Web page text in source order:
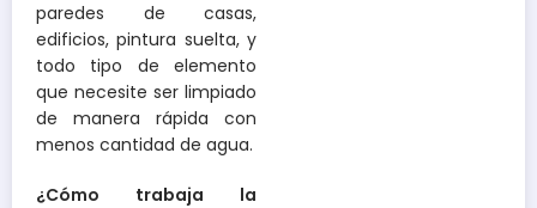
paredes de casas,
edificios, pintura suelta, y
todo tipo de elemento
que necesite ser limpiado
de manera rápida con
menos cantidad de agua.
¿Cómo trabaja la